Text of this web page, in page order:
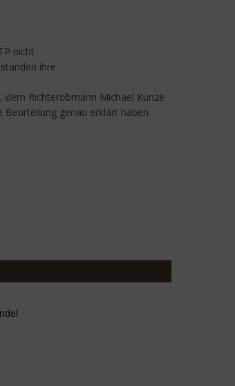
nicht
ihre
Richterobmann Michael Kunze
genau erklärt haben.